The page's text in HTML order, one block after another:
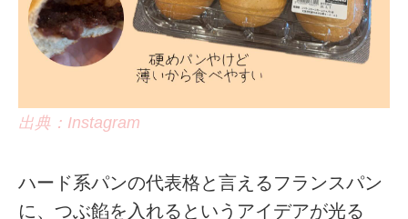
出典：Instagram
ハード系パンの代表格と言えるフランスパン
に、つぶ餡を入れるというアイデアが光る